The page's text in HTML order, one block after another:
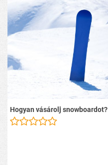
Hogyan vásárolj snowboardot?